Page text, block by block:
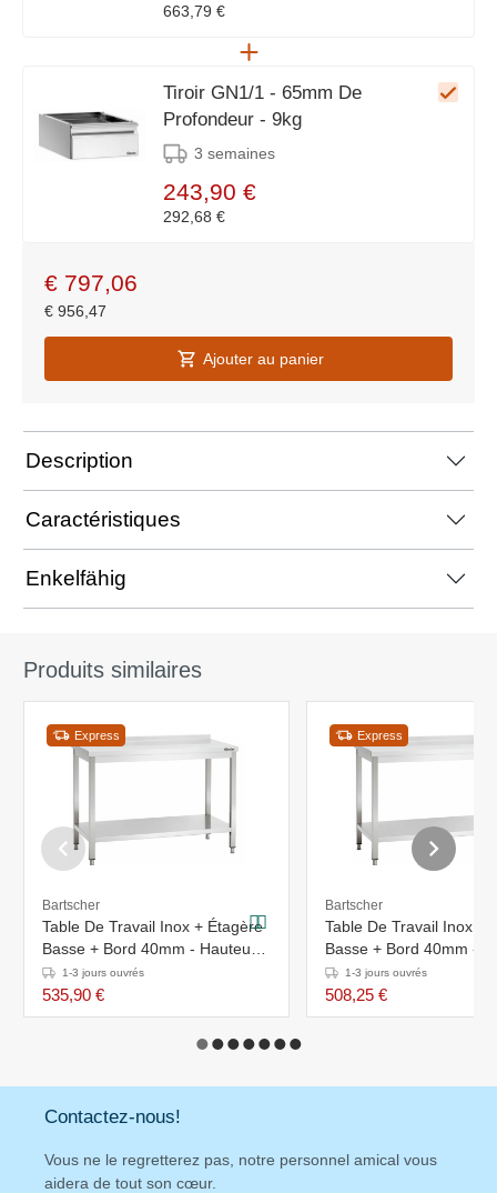
663,79 €
Tiroir GN1/1 - 65mm De
Profondeur - 9kg
3 semaines
243,90 €
292,68 €
€ 797,06
€ 956,47
Ajouter au panier
Description
Caractéristiques
Enkelfähig
Produits similaires
Express
Bartscher
Table De Travail Inox + Étagère
Basse + Bord 40mm - Hauteur
850-900mm -
1800(L)x700(P)mm
1-3 jours ouvrés
535,90 €
Express
Bartscher
Table De Travail Inox +
Basse + Bord 40mm -
850-900mm -
1800(L)x600(P)mm
1-3 jours ouvrés
508,25 €
Contactez-nous!
Vous ne le regretterez pas, notre personnel amical vous
aidera de tout son cœur.